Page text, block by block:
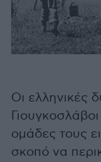
Οι ελληνικές
ομάδες τους
σκοπό να